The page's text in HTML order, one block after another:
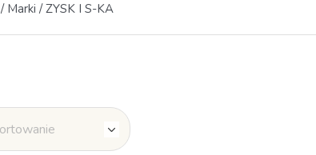
/ Marki / ZYSK I S-KA